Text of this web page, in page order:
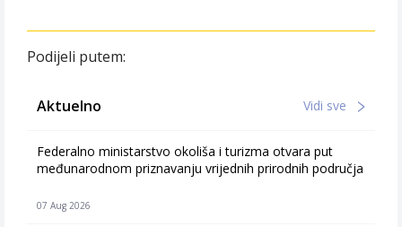
Podijeli putem:
Aktuelno Vidi sve
Federalno ministarstvo okoliša i turizma otvara put
međunarodnom priznavanju vrijednih prirodnih područja
07 Aug 2026